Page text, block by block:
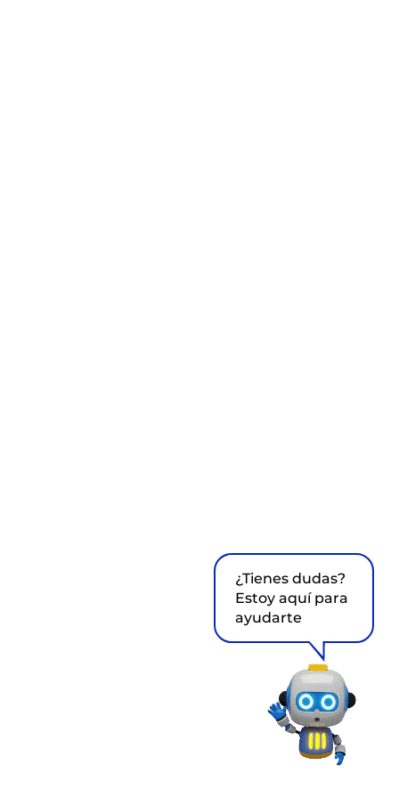
¿Tienes dudas?
Estoy aquí para
ayudarte